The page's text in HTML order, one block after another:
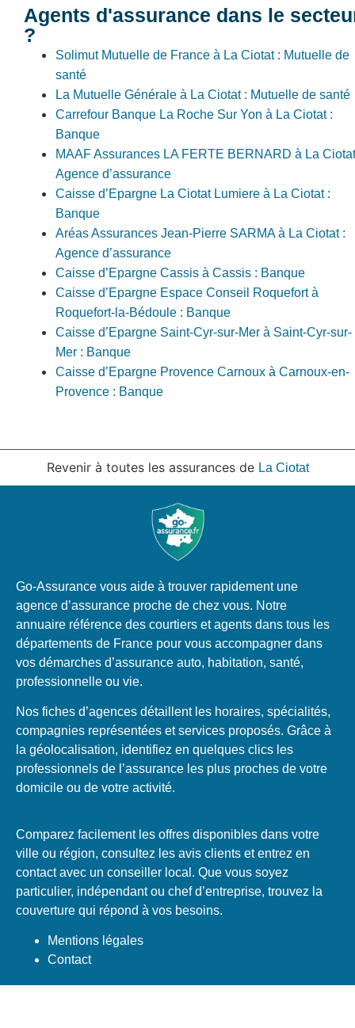
Agents d'assurance dans le
?
Solimut Mutuelle de France à La Ciotat : Mutuelle de
santé
La Mutuelle Générale à La Ciotat : Mutuelle de santé
Carrefour Banque La Roche Sur Yon à La Ciotat :
Banque
MAAF Assurances LA FERTE BERNARD à La
Agence d’assurance
Caisse d’Epargne La Ciotat Lumiere à La Ciotat :
Banque
Aréas Assurances Jean-Pierre SARMA à La Ciotat :
Agence d’assurance
Caisse d’Epargne Cassis à Cassis : Banque
Caisse d’Epargne Espace Conseil Roquefort à
Roquefort-la-Bédoule : Banque
Caisse d’Epargne Saint-Cyr-sur-Mer à Saint-Cyr-sur-
Mer : Banque
Caisse d’Epargne Provence Carnoux à Carnoux-en-
Provence : Banque
Revenir à toutes les assurances de La Ciotat
Go-Assurance vous aide à trouver rapidement une
agence d’assurance proche de chez vous. Notre
annuaire référence des courtiers et agents dans tous les
départements de France pour vous accompagner dans
vos démarches d’assurance auto, habitation, santé,
professionnelle ou vie.
Nos fiches d’agences détaillent les horaires, spécialités,
compagnies représentées et services proposés. Grâce à
la géolocalisation, identifiez en quelques clics les
professionnels de l’assurance les plus proches de votre
domicile ou de votre activité.
Comparez facilement les offres disponibles dans votre
ville ou région, consultez les avis clients et entrez en
contact avec un conseiller local. Que vous soyez
particulier, indépendant ou chef d’entreprise, trouvez la
couverture qui répond à vos besoins.
Mentions légales
Contact